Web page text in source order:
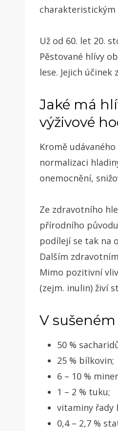
Už od 60. let 20.
Pěstované hlívy
lese. Jejich
Jaké má
výživové
Kromě
normalizaci
onemocnění,
Ze zdravotního
přírodního
podílejí se tak
Dalším
Mimo pozitivní
(zejm. inulin) živí
V
50 %
25 % bílkovin;
6 – 10 %
1 – 2 % tuku;
vitaminy řady
0,4 – 2,7 %